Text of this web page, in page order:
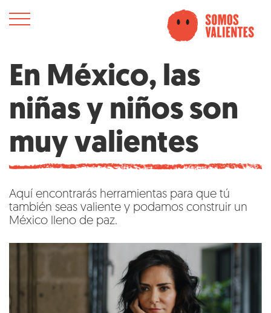
En México, las
niñas y niños son
muy valientes
Aquí encontrarás herramientas para que tú
también seas valiente y podamos construir un
México lleno de paz.